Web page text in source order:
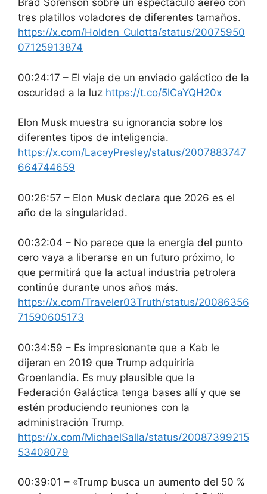
Brad Sorenson sobre un espectáculo aéreo con
tres platillos voladores de diferentes tamaños.
https://x.com/Holden_Culotta/status/20075950
07125913874
00:24:17 – El viaje de un enviado galáctico de la
oscuridad a la luz https://t.co/5lCaYQH20x
Elon Musk muestra su ignorancia sobre los
diferentes tipos de inteligencia.
https://x.com/LaceyPresley/status/2007883747
664744659
00:26:57 – Elon Musk declara que 2026 es el
año de la singularidad.
00:32:04 – No parece que la energía del punto
cero vaya a liberarse en un futuro próximo, lo
que permitirá que la actual industria petrolera
continúe durante unos años más.
https://x.com/Traveler03Truth/status/20086356
71590605173
00:34:59 – Es impresionante que a Kab le
dijeran en 2019 que Trump adquiriría
Groenlandia. Es muy plausible que la
Federación Galáctica tenga bases allí y que se
estén produciendo reuniones con la
administración Trump.
https://x.com/MichaelSalla/status/20087399215
53408079
00:39:01 – «Trump busca un aumento del 50 %